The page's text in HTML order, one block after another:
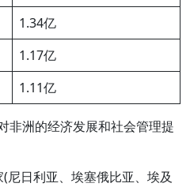
1.34亿
1.17亿
1.11亿
非洲的经济发展和社会管理提
尼日利亚、埃塞俄比亚、埃及